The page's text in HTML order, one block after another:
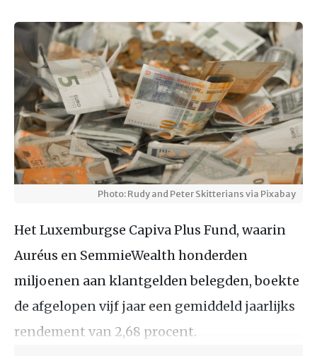
Photo: Rudy and Peter Skitterians via Pixabay
Het Luxemburgse Capiva Plus Fund, waarin
Auréus en SemmieWealth honderden
miljoenen aan klantgelden belegden, boekte
de afgelopen vijf jaar een gemiddeld jaarlijks
rendement van 2,68 procent.